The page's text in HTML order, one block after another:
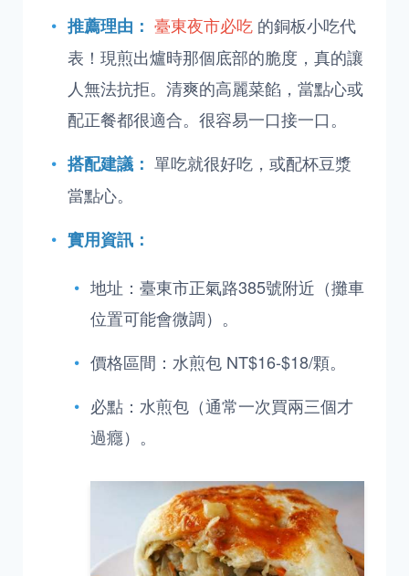
推薦理由： 臺東夜市必吃 的銅板小吃代
表！現煎出爐時那個底部的脆度，真的讓
人無法抗拒。清爽的高麗菜餡，當點心或
配正餐都很適合。很容易一口接一口。
搭配建議： 單吃就很好吃，或配杯豆漿
當點心。
實用資訊：
地址：臺東市正氣路385號附近（攤車
位置可能會微調）。
價格區間：水煎包 NT$16-$18/顆。
必點：水煎包（通常一次買兩三個才
過癮）。